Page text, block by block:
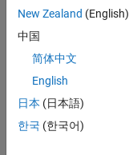
Stellen
können,
die
Ihren
entsprechen,
werden
New Zealand (English)
中国
简体中文
English
日本 (日本語)
한국 (한국어)